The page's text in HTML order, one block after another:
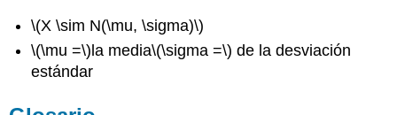
\(X \sim N(\mu, \sigma)\)
\(\mu =\) la media\(\sigma =\) de la desviación
estándar